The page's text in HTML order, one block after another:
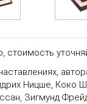
стоимость
Ницше,
Зигмунд